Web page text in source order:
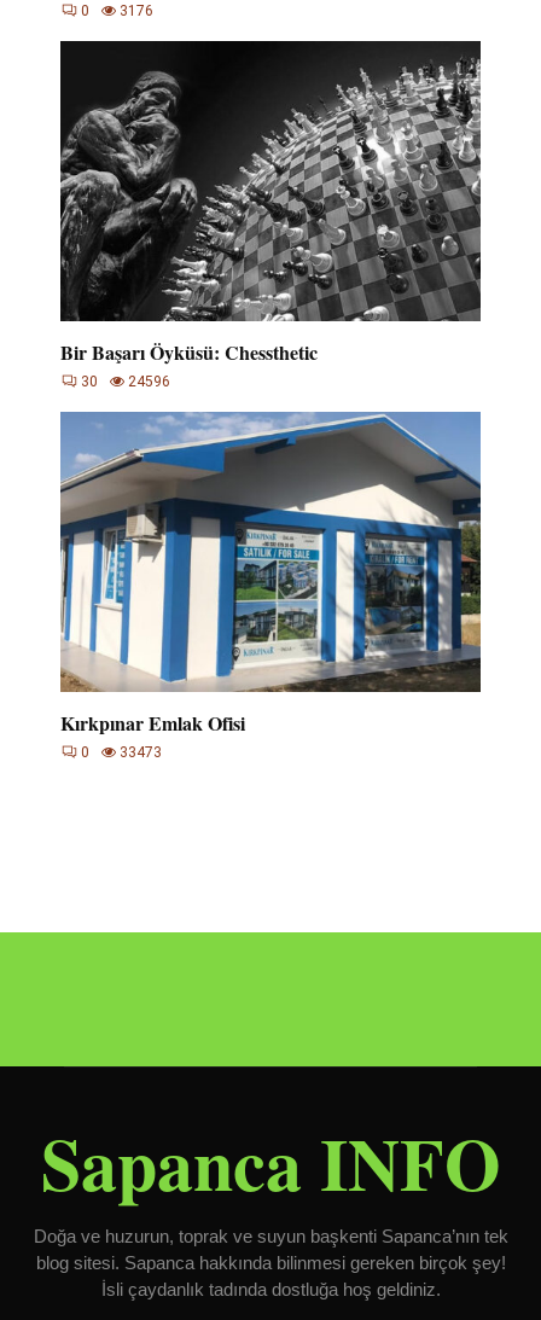
0 3176
Bir Başarı Öyküsü: Chessthetic
30 24596
Kırkpınar Emlak Ofisi
0 33473
Sapanca INFO
Doğa ve huzurun, toprak ve suyun başkenti Sapanca’nın tek
blog sitesi. Sapanca hakkında bilinmesi gereken birçok şey!
İsli çaydanlık tadında dostluğa hoş geldiniz.